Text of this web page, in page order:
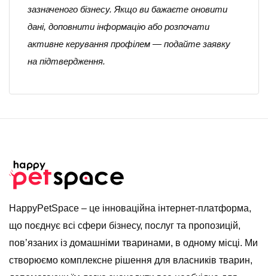
зазначеного бізнесу. Якщо ви бажаєте оновити
дані, доповнити інформацію або розпочати
активне керування профілем — подайте заявку
на підтвердження.
HappyPetSpace – це інноваційна інтернет-платформа,
що поєднує всі сфери бізнесу, послуг та пропозицій,
пов’язаних із домашніми тваринами, в одному місці. Ми
створюємо комплексне рішення для власників тварин,